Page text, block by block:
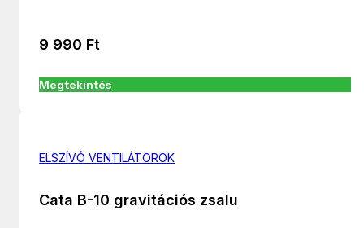
9 990 Ft
Megtekintés
ELSZÍVÓ VENTILÁTOROK
Cata B-10 gravitációs zsalu